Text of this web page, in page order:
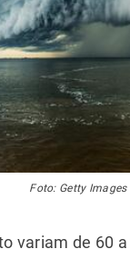
Foto: Getty Images
variam de 60